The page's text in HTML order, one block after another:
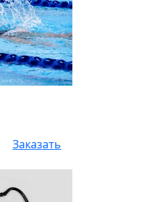
Заказать